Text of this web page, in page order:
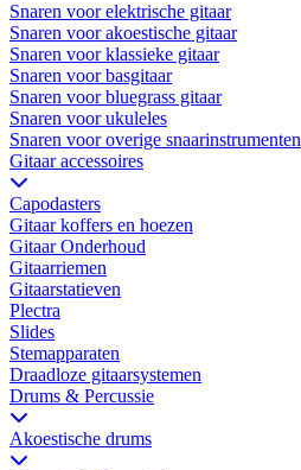
Snaren voor elektrische gitaar
Snaren voor akoestische gitaar
Snaren voor klassieke gitaar
Snaren voor basgitaar
Snaren voor bluegrass gitaar
Snaren voor ukuleles
Snaren voor overige snaarinstrumenten
Gitaar accessoires
Capodasters
Gitaar koffers en hoezen
Gitaar Onderhoud
Gitaarriemen
Gitaarstatieven
Plectra
Slides
Stemapparaten
Draadloze gitaarsystemen
Drums & Percussie
Akoestische drums